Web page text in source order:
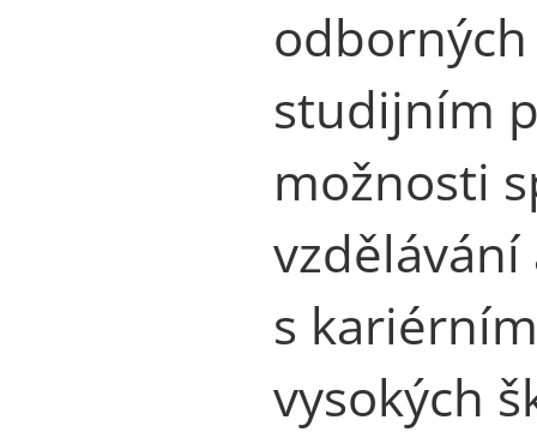
studijním
možnosti
vzdělávání
s
vysokých